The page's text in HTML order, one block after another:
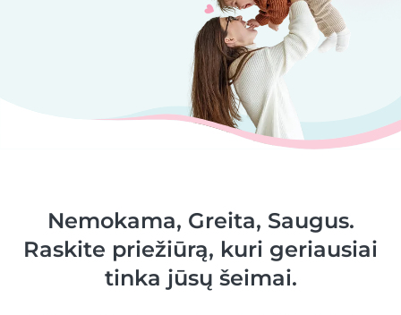
Nemokama, Greita, Saugus.
Raskite priežiūrą, kuri geriausiai
tinka jūsų šeimai.